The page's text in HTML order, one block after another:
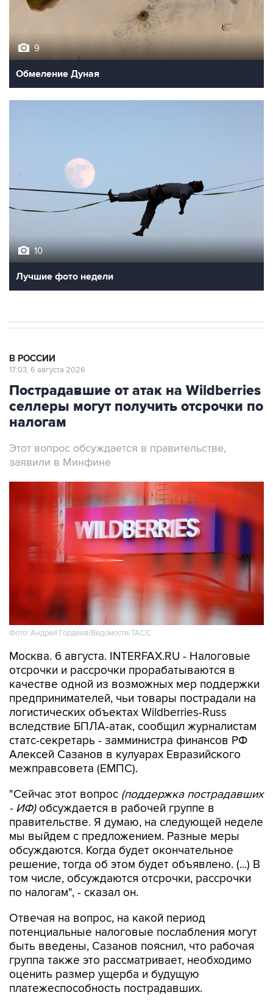
9
Обмеление Дуная
10
Лучшие фото недели
В РОССИИ
17:03, 6 августа 2026
Пострадавшие от атак на Wildberries
селлеры могут получить отсрочки по
налогам
Этот вопрос обсуждается в правительстве,
заявили в Минфине
Фото: Андрей Гордеев/Ведомости/ТАСС
Москва. 6 августа. INTERFAX.RU - Налоговые
отсрочки и рассрочки прорабатываются в
качестве одной из возможных мер поддержки
предпринимателей, чьи товары пострадали на
логистических объектах Wildberries-Russ
вследствие БПЛА-атак, сообщил журналистам
статс-секретарь - замминистра финансов РФ
Алексей Сазанов в кулуарах Евразийского
межправсовета (ЕМПС).
"Сейчас этот вопрос (поддержка пострадавших
- ИФ)обсуждается в рабочей группе в
правительстве. Я думаю, на следующей неделе
мы выйдем с предложением. Разные меры
обсуждаются. Когда будет окончательное
решение, тогда об этом будет объявлено. (...) В
том числе, обсуждаются отсрочки, рассрочки
по налогам", - сказал он.
Отвечая на вопрос, на какой период
потенциальные налоговые послабления могут
быть введены, Сазанов пояснил, что рабочая
группа также это рассматривает, необходимо
оценить размер ущерба и будущую
платежеспособность пострадавших.